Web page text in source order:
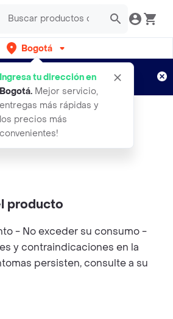
Bogotá
Ingresa tu dirección en
Bogotá. Mejor servicio,
entregas más rápidas y
los precios más
convenientes!
gratis por semanas
Aplican TyC
Off Glitter Star
producto
- No exceder su consumo -
y contraindicaciones en la
persisten, consulte a su